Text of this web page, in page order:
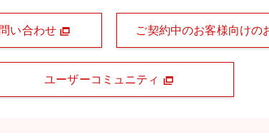
い合わせ ご契約中のお客様向けの
ユーザーコミュニティ